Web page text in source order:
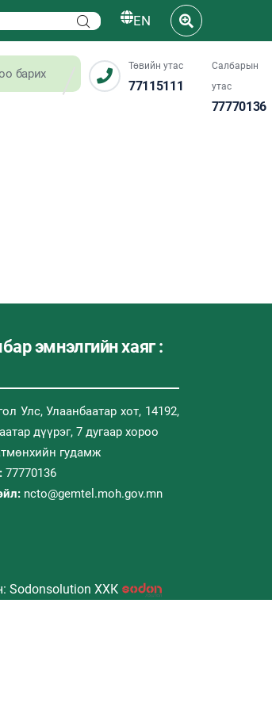
EN
барих
Төвийн утас
77115111
Салбарын
утас
77770136
эмнэлгийн хаяг :
Улс, Улаанбаатар хот, 14192,
дүүрэг, 7 дугаар хороо
гудамж
77770136
ncto@gemtel.moh.gov.mn
Sodonsolution ХХК